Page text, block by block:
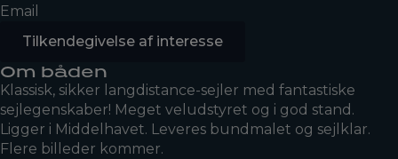
Email
Tilkendegivelse af interesse
Om båden
Klassisk, sikker langdistance-sejler med fantastiske
sejlegenskaber! Meget veludstyret og i god stand.
Ligger i Middelhavet. Leveres bundmalet og sejlklar.
Flere billeder kommer.